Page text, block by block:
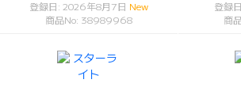
登録日: 2026年8月7日 New
商品No: 38989968
登録
商